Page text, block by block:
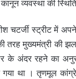
व्यवस्था की
चटर्जी स्ट्रीट में
तरह मुख्यमंत्री की
के अंदर रहने का
था । तृणमूल